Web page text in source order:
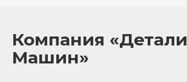
Компания «Детали
Машин»